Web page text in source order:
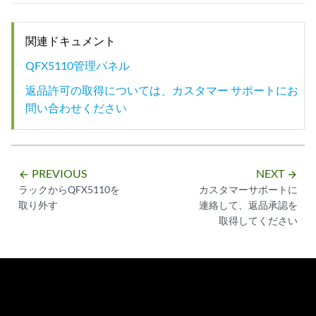
関連ドキュメント
QFX5110管理パネル
返品許可の取得については、カスタマー サポートにお
問い合わせください
arrow_backward PREVIOUS
ラックからQFX5110を
取り外す
NEXT arrow_forward
カスタマーサポートに
連絡して、返品承認を
取得してください